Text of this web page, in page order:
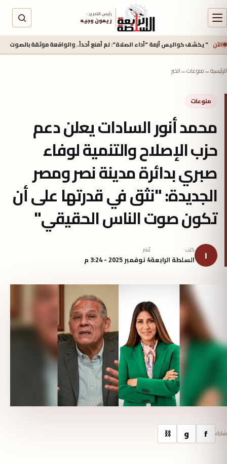
رئيس التحرير :
ريمون وجيه
الآنكواليس أزمة "أداء الصلاة": لم أمنع أحداً.. والواقعة موثقة بالصوت والصورة
الرئيسية←منوعات←الخبر
منوعات
محمد أنور السادات يعلن دعم
حزب الإصلاح والتنمية لوفاء
صبري بدائرة مدينة نصر ومصر
الجديدة: "نثق في قدرتها على أن
تكون صوت الناس الحقيقي"
ا كتب
السلطة الرابعة
نُشر
4 نوفمبر 2025 - 3:24 م
شارك f و ⛓